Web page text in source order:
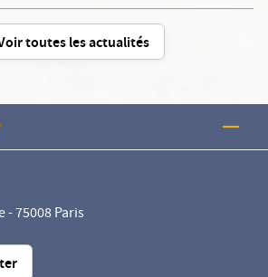
toutes les actualités
- 75008 Paris